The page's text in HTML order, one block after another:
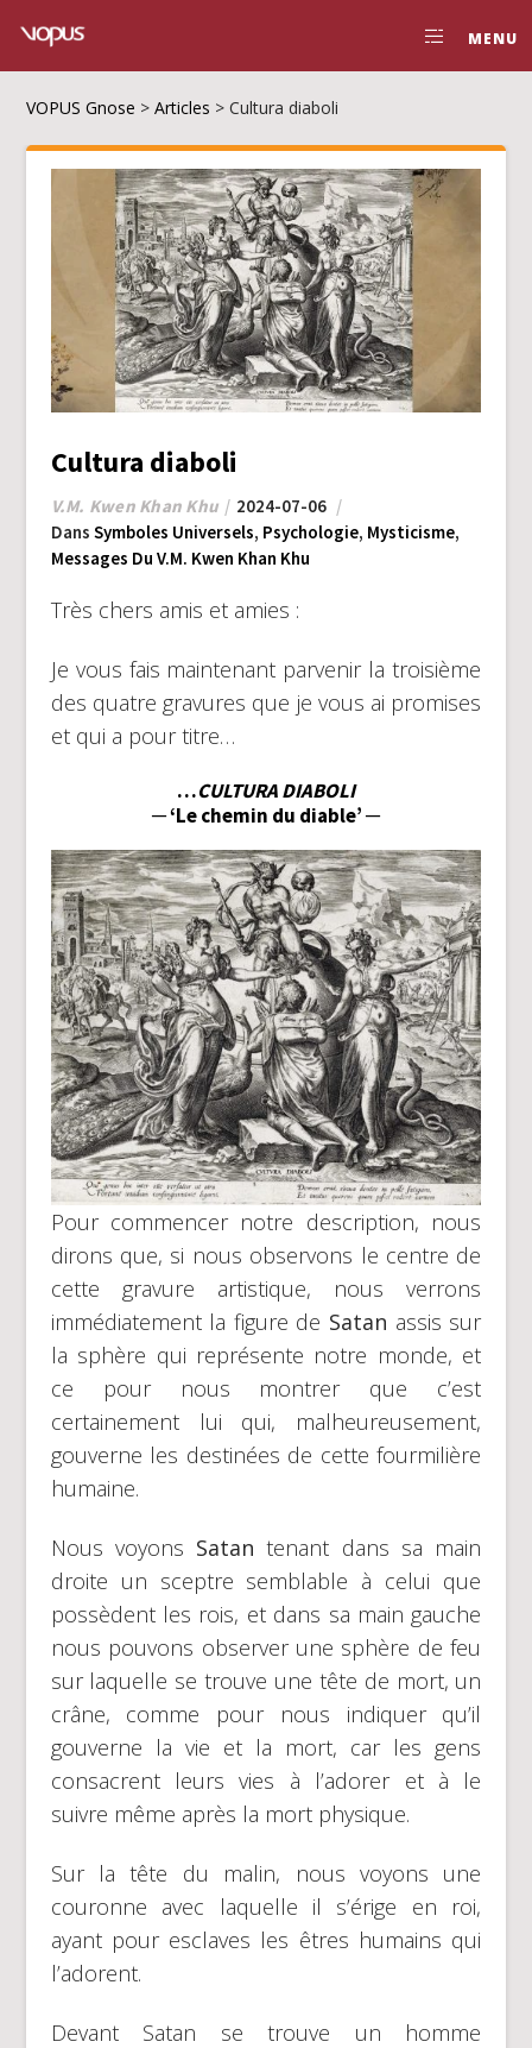
MENU
VOPUS Gnose >Articles >Cultura diaboli
Cultura diaboli
V.M. Kwen Khan Khu
2024-07-06
Dans Symboles Universels, Psychologie, Mysticisme,
Messages Du V.M. Kwen Khan Khu
Très chers amis et amies :
Je vous fais maintenant parvenir la troisième
des quatre gravures que je vous ai promises
et qui a pour titre…
…CULTURA DIABOLI
─ ‘Le chemin du diable’ ─
Pour commencer notre description, nous
dirons que, si nous observons le centre de
cette gravure artistique, nous verrons
immédiatement la figure de Satan assis sur
la sphère qui représente notre monde, et
ce pour nous montrer que c’est
certainement lui qui, malheureusement,
gouverne les destinées de cette fourmilière
humaine.
Nous voyons Satan tenant dans sa main
droite un sceptre semblable à celui que
possèdent les rois, et dans sa main gauche
nous pouvons observer une sphère de feu
sur laquelle se trouve une tête de mort, un
crâne, comme pour nous indiquer qu’il
gouverne la vie et la mort, car les gens
consacrent leurs vies à l’adorer et à le
suivre même après la mort physique.
Sur la tête du malin, nous voyons une
couronne avec laquelle il s’érige en roi,
ayant pour esclaves les êtres humains qui
l’adorent.
Devant Satan se trouve un homme